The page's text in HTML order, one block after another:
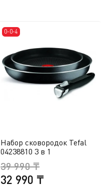
0-0-4
Набор сковородок Tefal
04238810 3 в 1
32 990 ₸
39 990 ₸